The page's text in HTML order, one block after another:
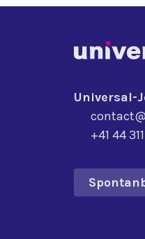
Universal-
+41 44